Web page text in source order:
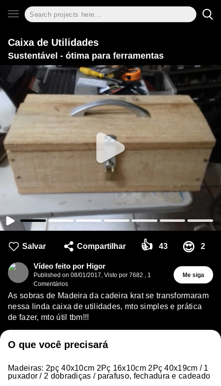
Caixa de Utilidades
Sustentável - ótima para ferramentas
Salvar Compartilhar 👍 43 😍 2
Vídeo feito por Higor
Published on 08/01/2017, Visto por 7682 , 1
Comentários
Me siga
As sobras de Madeira da cadeira krat se transformaram
nessa linda caixa de utilidades, mto simples e prática
de fazer, mto útil tbm!!!
O que você precisará
Madeiras: 2pç 40x10cm 2Pç 16x10cm 2Pç 40x19cm / 1
puxador / 2 dobradiças / parafuso, fechadura e cadeado